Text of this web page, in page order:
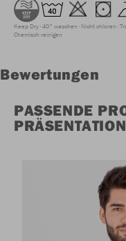
Keep Dry 40° waschen Nicht chloren
Chemisch reinigen
Bewertungen
PASSENDE